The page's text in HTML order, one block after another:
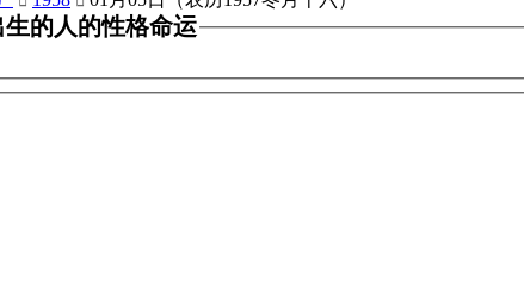
生的人的性格命运